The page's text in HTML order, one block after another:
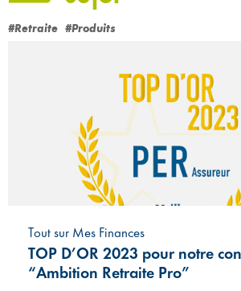
#Retraite #Produits
Tout sur Mes Finances
TOP D’OR 2023 pour notre
“Ambition Retraite Pro”